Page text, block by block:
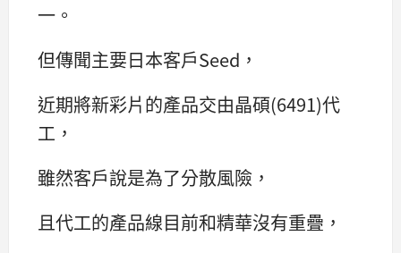
一。
但傳聞主要日本客戶Seed，
近期將新彩片的產品交由晶碩(6491)代
工，
雖然客戶說是為了分散風險，
且代工的產品線目前和精華沒有重疊，